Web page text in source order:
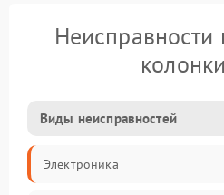
Неисправности
Виды неисправностей
Электроника